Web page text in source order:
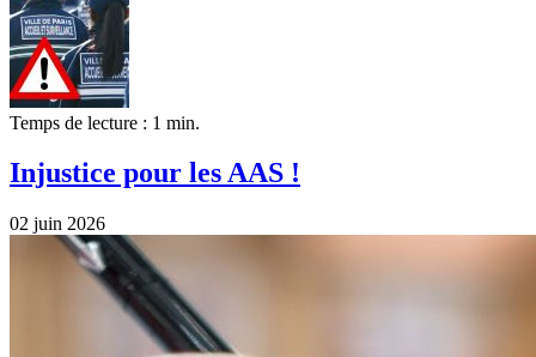
Temps de lecture : 1 min.
Injustice pour les AAS !
02 juin 2026